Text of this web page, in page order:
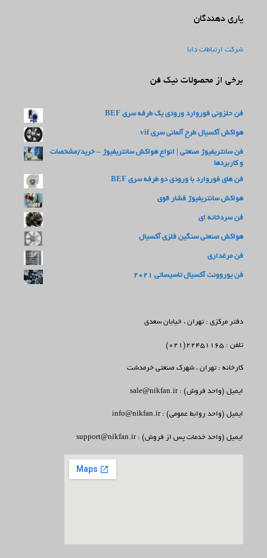
یاری دهندگان
شرکت ارتباطات دابا
برخی از محصولات نیک فن
فن حلزونی فوروارد ورودی یک طرفه سری BEF
هواکش آکسیال طرح آلمانی سری vif
فن سانتریفیوژ صنعتی | انواع هواکش سانتریفیوژ – خرید/مشخصات
و کاربردها
فن های فوروارد با ورودی دو طرفه سری BEF
هواکش سانتریفیوژ فشار قوی
فن سردخانه ای
هواکش صنعتی سنگین فلزی آکسیال
فن مرغداری
فن یوروونت آکسیال تاسیساتی 2021
دفتر مرکزی : تهران ، خیابان سعدی
تلفن : 22451165(021)
کارخانه : تهران ، شهرک صنعتی خرمدشت
ایمیل (واحد فروش) : sale@nikfan.ir
ایمیل (واحد روابط عمومی) : info@nikfan.ir
ایمیل (واحد خدمات پس از فروش) : support@nikfan.ir